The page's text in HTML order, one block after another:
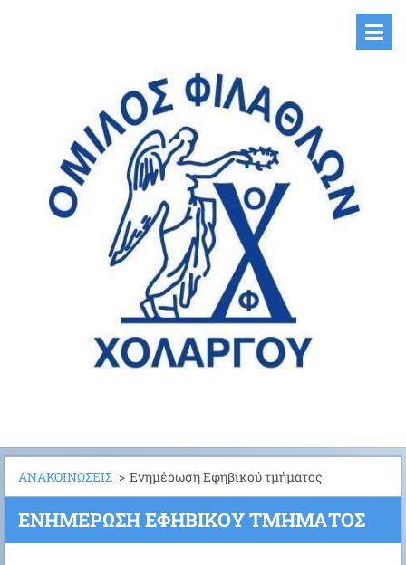
ΑΝΑΚΟΙΝΩΣΕΙΣ > Ενημέρωση Εφηβικού τμήματος
ΕΝΗΜΈΡΩΣΗ ΕΦΗΒΙΚΟΎ ΤΜΉΜΑΤΟΣ